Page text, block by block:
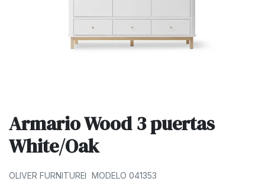
Armario Wood 3 puertas
White/Oak
OLIVER FURNITURE MODELO 041353